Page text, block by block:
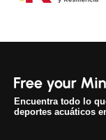
Encuentra todo lo
deportes acuáticos